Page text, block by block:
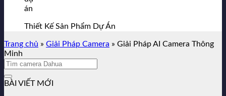
Thiết Kế Sản Phẩm Dự Án
Trang chủ » Giải Pháp Camera » Giải Pháp AI Camera Thông
Minh
BÀI VIẾT MỚI